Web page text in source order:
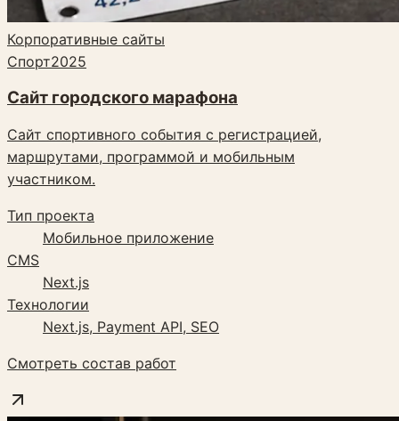
Корпоративные сайты
Спорт2025
Сайт городского марафона
Сайт спортивного события с регистрацией,
маршрутами, программой и мобильным
участником.
Тип проекта
Мобильное приложение
CMS
Next.js
Технологии
Next.js, Payment API, SEO
Смотреть состав работ